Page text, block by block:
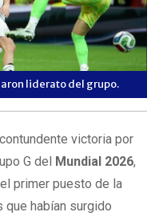
liderato del grupo.
victoria por
G del Mundial 2026,
primer puesto de la
habían surgido